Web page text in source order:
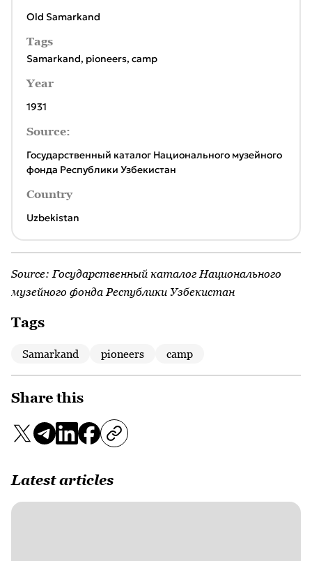
Old Samarkand
Tags
Samarkand, pioneers, camp
Year
1931
Source:
Государственный каталог Национального музейного
фонда Республики Узбекистан
Country
Uzbekistan
Source: Государственный каталог Национального
музейного фонда Республики Узбекистан
Tags
Samarkand pioneers camp
Share this
Latest articles